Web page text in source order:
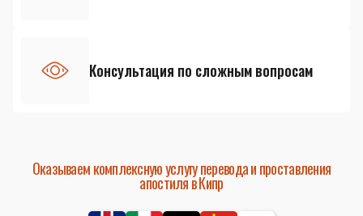
Консультация по сложным вопросам
Оказываем комплексную услугу перевода и проставления
апостиля в Кипр